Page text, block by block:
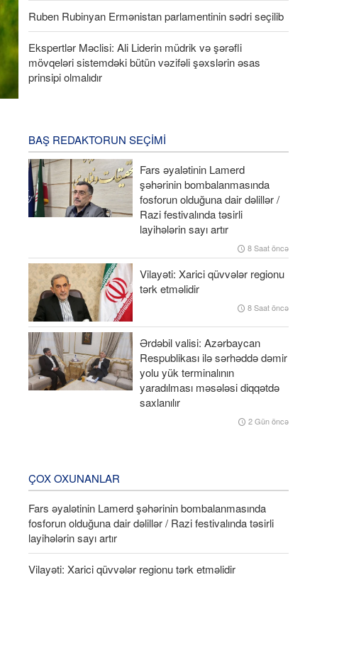
Ruben Rubinyan Ermənistan parlamentinin sədri seçilib
Ekspertlər Məclisi: Ali Liderin müdrik və şərəfli
mövqeləri sistemdəki bütün vəzifəli şəxslərin əsas
prinsipi olmalıdır
BAŞ REDAKTORUN SEÇIMI
Fars əyalətinin Lamerd
şəhərinin bombalanmasında
fosforun olduğuna dair dəlillər /
Razi festivalında təsirli
layihələrin sayı artır
8 Saat öncə
Vilayəti: Xarici qüvvələr regionu
tərk etməlidir
8 Saat öncə
Ərdəbil valisi: Azərbaycan
Respublikası ilə sərhəddə dəmir
yolu yük terminalının
yaradılması məsələsi diqqətdə
saxlanılır
2 Gün öncə
ÇOX OXUNANLAR
Fars əyalətinin Lamerd şəhərinin bombalanmasında
fosforun olduğuna dair dəlillər / Razi festivalında təsirli
layihələrin sayı artır
Vilayəti: Xarici qüvvələr regionu tərk etməlidir